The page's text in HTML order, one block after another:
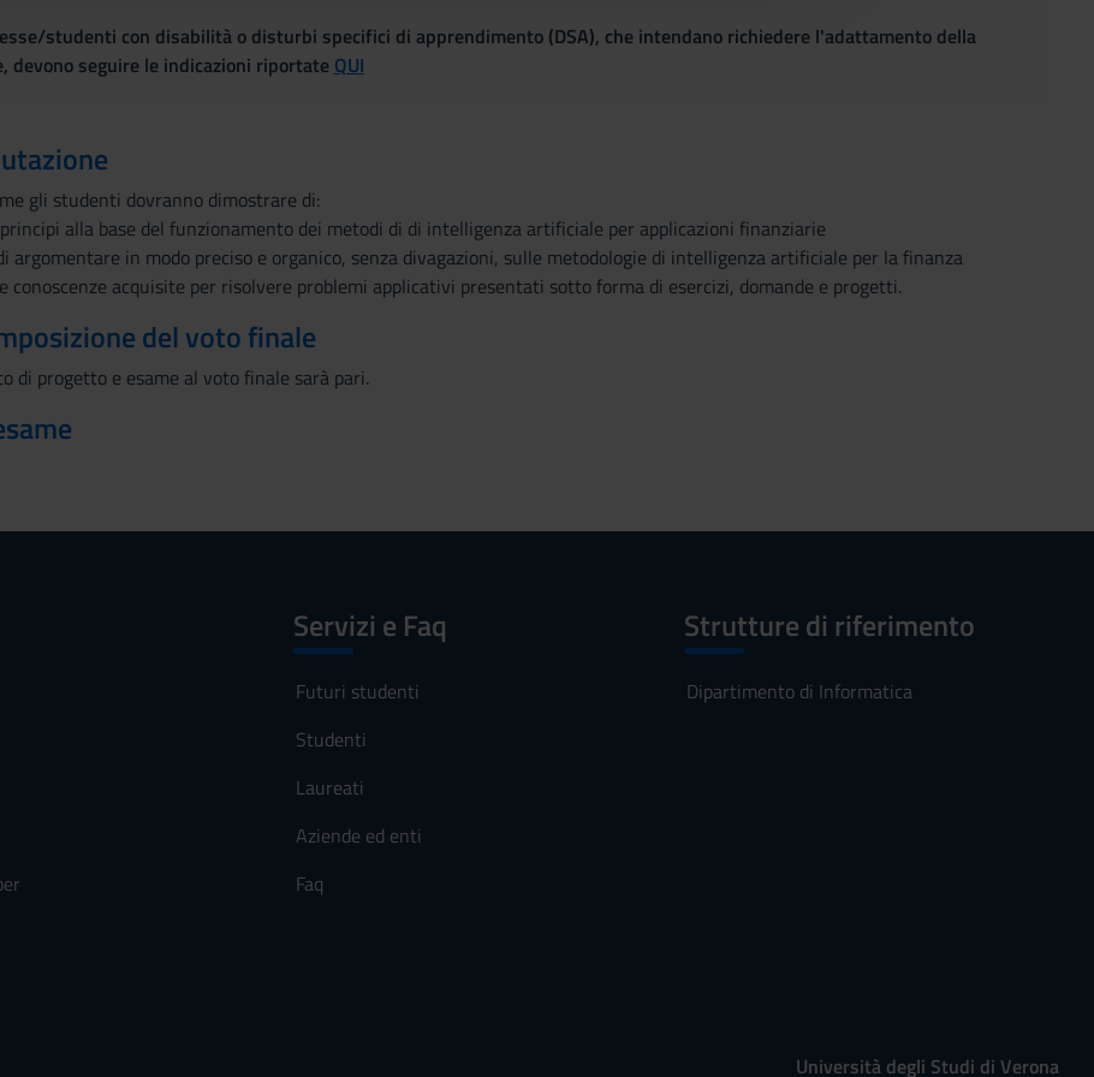
studenti con disabilità o disturbi specifici di apprendimento (DSA), che intendano richiedere l'adattamento della
devono seguire le indicazioni riportate QUI
gli studenti dovranno dimostrare di:
alla base del funzionamento dei metodi di di intelligenza artificiale per applicazioni finanziarie
argomentare in modo preciso e organico, senza divagazioni, sulle metodologie di intelligenza artificiale per la finanza
conoscenze acquisite per risolvere problemi applicativi presentati sotto forma di esercizi, domande e progetti.
del voto finale
di progetto e esame al voto finale sarà pari.
Servizi e Faq
Futuri studenti
Studenti
Laureati
Aziende ed enti
Faq
Strutture di riferimento
Dipartimento di Informatica
Università degli Studi di Verona